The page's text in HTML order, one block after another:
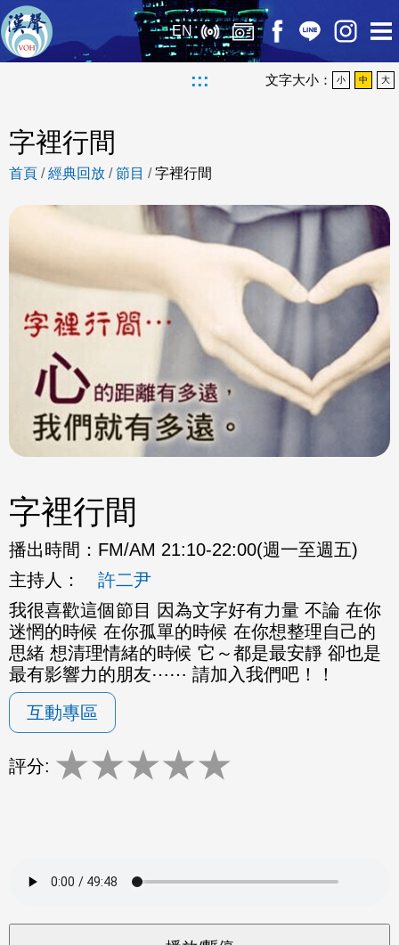
EN
::: 文字大小： 小 中 大
字裡行間
首頁 /經典回放 /節目 /字裡行間
字裡行間
播出時間： FM/AM 21:10-22:00(週一至週五)
主持人：
許二尹
我很喜歡這個節目 因為文字好有力量 不論 在你
迷惘的時候 在你孤單的時候 在你想整理自己的
思緒 想清理情緒的時候 它～都是最安靜 卻也是
最有影響力的朋友⋯⋯ 請加入我們吧！！
互動專區
評分: ★★★★★